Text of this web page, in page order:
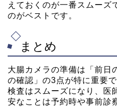
えておくのが一番スムーズ
のがベストです。
まとめ
大腸カメラの準備は「前日
の確認」の3点が特に重要
検査はスムーズになり、医
安なことは予約時や事前診